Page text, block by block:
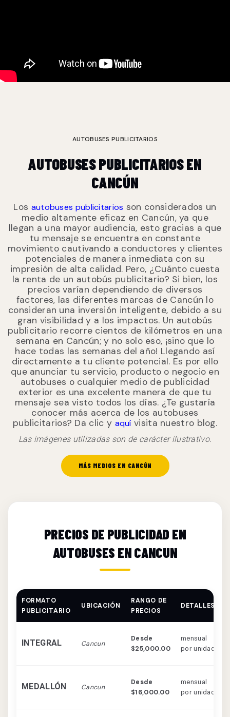
AUTOBUSES PUBLICITARIOS
AUTOBUSES PUBLICITARIOS EN
CANCÚN
Los autobuses publicitarios son considerados un
medio altamente eficaz en Cancún, ya que
llegan a una mayor audiencia, esto gracias a que
tu mensaje se encuentra en constante
movimiento cautivando a conductores y clientes
potenciales de manera inmediata con su
impresión de alta calidad. Pero, ¿Cuánto cuesta
la renta de un autobús publicitario? Si bien, los
precios varían dependiendo de diversos
factores, las diferentes marcas de Cancún lo
consideran una inversión inteligente, debido a su
gran visibilidad y a los impactos. Un autobús
publicitario recorre cientos de kilómetros en una
semana en Cancún; y no solo eso, ¡sino que lo
hace todas las semanas del año! Llegando así
directamente a tu cliente potencial. Es por ello
que anunciar tu servicio, producto o negocio en
autobuses o cualquier medio de publicidad
exterior es una excelente manera de que tu
mensaje sea visto todos los días. ¿Te gustaría
conocer más acerca de los autobuses
publicitarios? Da clic y aquí visita nuestro blog.
Las imágenes utilizadas son de carácter ilustrativo.
MÁS MEDIOS EN CANCÚN
PRECIOS DE PUBLICIDAD EN
AUTOBUSES EN CANCUN
FORMATO
PUBLICITARIO
UBICACIÓN
RANGO DE
PRECIOS
DETALLES
INTEGRAL Cancun
Desde
$25,000.00
mensual
por unidad
MEDALLÓN Cancun
Desde
$16,000.00
mensual
por unidad